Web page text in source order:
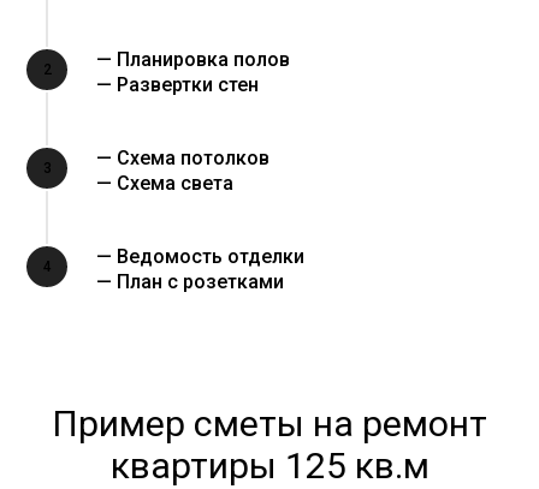
2
— Планировка полов
— Развертки стен
3
— Схема потолков
— Схема света
4
— Ведомость отделки
— План с розетками
Пример сметы на ремонт
квартиры 125 кв.м